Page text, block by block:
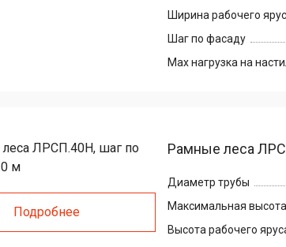
Ширина рабочего
Шаг по фасаду
Max нагрузка на
Подробнее
Рамные леса
Диаметр трубы
Максимальная высота
Высота рабочего